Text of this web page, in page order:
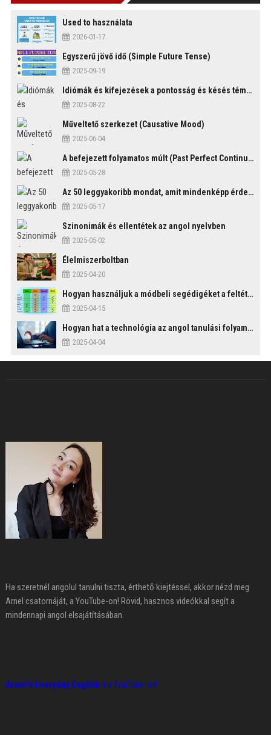
Used to használata
2026-01-17
Egyszerű jövő idő (Simple Future Tense)
2025-09-19
Idiómák és kifejezések a pontosság és késés témakörében
2025-08-22
Műveltető szerkezet (Causative Mood)
2025-06-04
A befejezett folyamatos múlt (Past Perfect Continuous Tense)
2025-05-28
Az 50 leggyakoribb mondat, amit mindenképp érdemes tudni
2025-05-17
Szinonimák és ellentétek az angol nyelvben
2025-05-02
Élelmiszerboltban
2025-04-20
Hogyan használjuk a módbeli segédigéket a feltételes mondatszerkezetekben?
2025-04-15
Hogyan hat a technológia az angol tanulási folyamatokra?
2025-04-04
Ha szeretnél angolul tanulni tiszta, érthető kiejtéssel, akkor nézd meg
Arnel csatornáját, a YouTube-on! Rövid, hasznos videókkal segít a
mindennapi angol elsajátításában.
Arnel's Everyday English-t a YouTube-on!